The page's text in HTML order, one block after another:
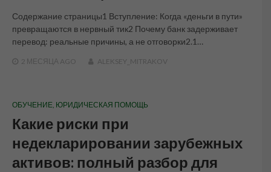
Содержание страницы1 Вступление: Когда «деньги в пути»
превращаются в нервный тик2 Почему банк задерживает
перевод: реальные причины, а не отговорки2.1…
2 МЕСЯЦА AGO ALEKSEY_MITRAKOV
ОБУЧЕНИЕ, ЮРИДИЧЕСКАЯ ПОМОЩЬ
Какие риски при
недекларировании зарубежных
активов: полный разбор для